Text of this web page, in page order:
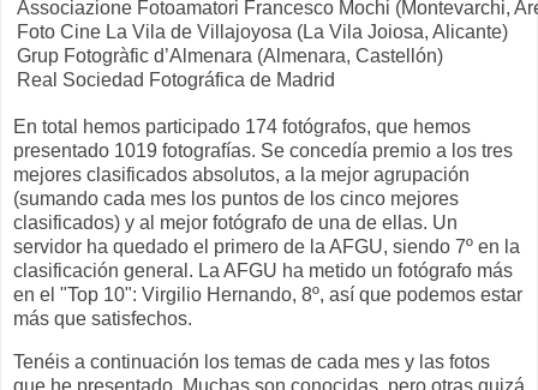
Associazione Fotoamatori Francesco Mochi (Montevarchi,
Foto Cine La Vila de Villajoyosa (La Vila Joiosa, Alicante)
Grup Fotogràfic d’Almenara (Almenara, Castellón)
Real Sociedad Fotográfica de Madrid
En total hemos participado 174 fotógrafos, que hemos
presentado 1019 fotografías. Se concedía premio a los tres
mejores clasificados absolutos, a la mejor agrupación
(sumando cada mes los puntos de los cinco mejores
clasificados) y al mejor fotógrafo de una de ellas. Un
servidor ha quedado el primero de la AFGU, siendo 7º en la
clasificación general. La AFGU ha metido un fotógrafo más
en el "Top 10": Virgilio Hernando, 8º, así que podemos estar
más que satisfechos.
Tenéis a continuación los temas de cada mes y las fotos
que he presentado. Muchas son conocidas, pero otras quizá